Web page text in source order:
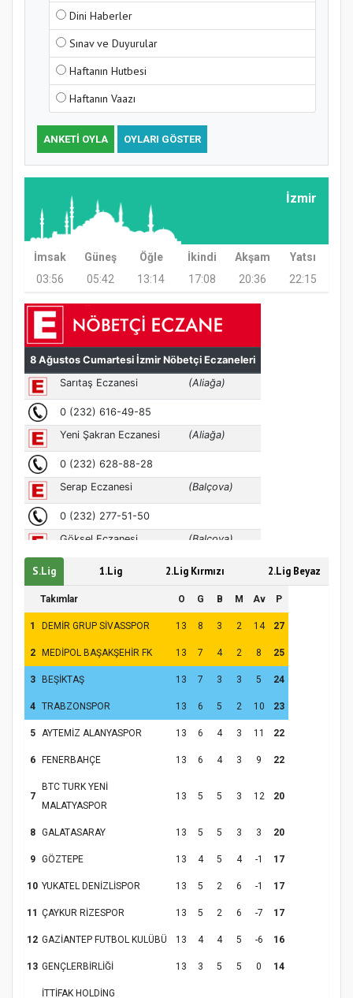
Samsun Atakum’da Ayasofya Camii
Türkiye’de insanlar dinle bağlarını
koparıyor mu?
Dini Haberler
Sınav ve Duyurular
Haftanın Hutbesi
Haftanın Vaazı
ANKETI OYLA OYLARI GÖSTER
İzmir
İmsak Güneş Öğle İkindi Akşam
Yatsı
03:56
05:42 13:14 17:08 20:36 22:15
S.Lig 1.Lig 2.Lig Kırmızı 2.Lig Beyaz
Takımlar O G B M Av P
1 DEMİR GRUP SİVASSPOR 13 8 3 2 14 27
2 MEDİPOL BAŞAKŞEHİR FK 13 7 4 2 8 25
3 BEŞİKTAŞ 13 7 3 3 5 24
4 TRABZONSPOR 13 6 5 2 10 23
5 AYTEMİZ ALANYASPOR 13 6 4 3 11 22
6 FENERBAHÇE 13 6 4 3 9 22
7
BTC TURK YENİ
MALATYASPOR
13 5 5 3 12 20
8 GALATASARAY 13 5 5 3 3 20
9 GÖZTEPE 13 4 5 4 -1 17
10 YUKATEL DENİZLİSPOR 13 5 2 6 -1 17
11 ÇAYKUR RİZESPOR 13 5 2 6 -7 17
12 GAZİANTEP FUTBOL KULÜBÜ 13 4 4 5 -6 16
13 GENÇLERBİRLİĞİ 13 3 5 5 0 14
İTTİFAK HOLDİNG